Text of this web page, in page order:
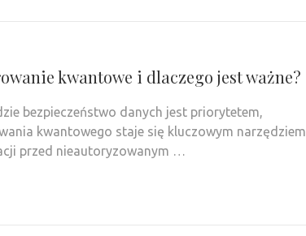
kwantowe i dlaczego jest ważne?
bezpieczeństwo danych jest priorytetem,
kwantowego staje się kluczowym narzędziem
przed nieautoryzowanym …